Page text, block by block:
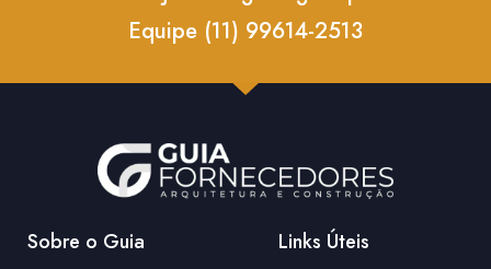
Equipe (11) 99614-2513
Sobre o Guia Links Úteis